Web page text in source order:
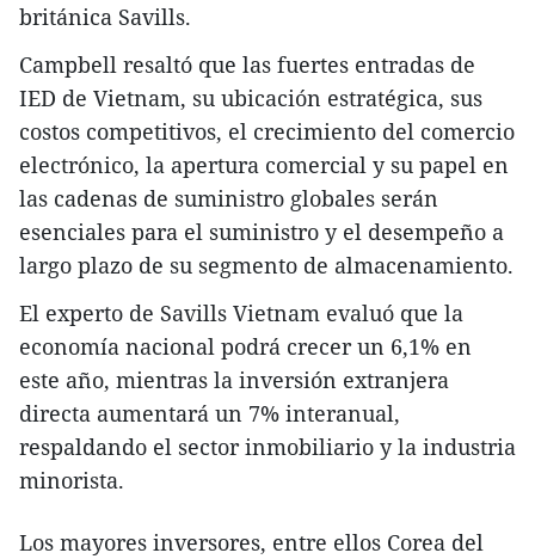
británica Savills.
Campbell resaltó que las fuertes entradas de
IED de Vietnam, su ubicación estratégica, sus
costos competitivos, el crecimiento del comercio
electrónico, la apertura comercial y su papel en
las cadenas de suministro globales serán
esenciales para el suministro y el desempeño a
largo plazo de su segmento de almacenamiento.
El experto de Savills Vietnam evaluó que la
economía nacional podrá crecer un 6,1% en
este año, mientras la inversión extranjera
directa aumentará un 7% interanual,
respaldando el sector inmobiliario y la industria
minorista.
Los mayores inversores, entre ellos Corea del